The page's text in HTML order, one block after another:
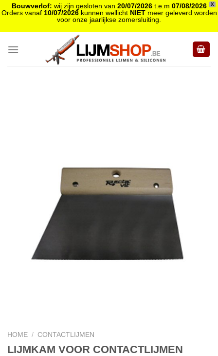
X
Bouwverlof: wij zijn gesloten van 20/07/2026t.e.m 07/08/2026
Orders vanaf 10/07/2026kunnen wellicht NIETmeer geleverd worden
voor onze jaarlijkse zomersluiting.
HOME / CONTACTLIJMEN
LIJMKAM VOOR CONTACTLIJMEN